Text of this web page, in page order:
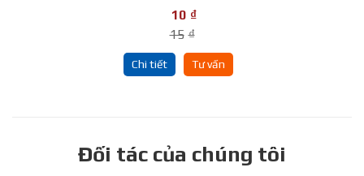
10 ₫
15 ₫
Chi tiết Tư vấn
Đối tác của chúng tôi